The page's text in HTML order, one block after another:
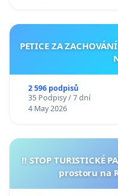
PETICE ZA
2 596 podpisů
35 Podpisy / 7 dní
4 May 2026
‼️ STOP TURISTICKÉ
prostoru na